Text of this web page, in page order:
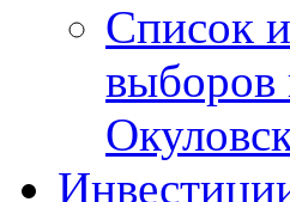
Список
выборов